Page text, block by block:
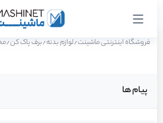
پیام ها
فروشگاه اینترنتی ماشینت/لوازم بدنه/برف پاک کن/